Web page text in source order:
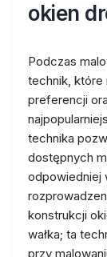
okien
Podczas
technik, które
preferencji
technika
dostępnych
odpowiedniej
konstrukcji
wałka; ta
przy